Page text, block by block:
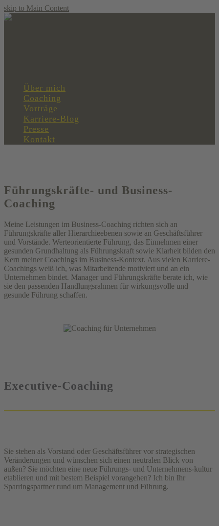
skip to Main Content
Über mich
Coaching
Vorträge
Karriere-Blog
Presse
Kontakt
Führungskräfte- und Business-
Coaching
Meine Leistungen im Business-Coaching richten sich an
Führungskräfte aller Hierarchieebenen sowie an Geschäftsführer
und Vorstände. Werteorientierte Führung, das Einnehmen einer
gesunden Grundhaltung als Führungskraft sowie Klarheit bilden den
Kern meiner Coachings im Business-Kontext. Aus vielen Karriere-
Coachings weiß ich, was Mitarbeitende motiviert und an ein
Unternehmen bindet. Manager und Führungskräfte berate ich, wie
sie den passenden Handlungsrahmen für wirkungsvolle und
gesunde Führung schaffen.
Executive-Coaching
Sie stehen als Vorstand oder Geschäftsführer vor strategischen
Veränderungen und wünschen sich einen neutralen Blick von
außen? Sie möchten eine neue Führungs- und Unternehmens-kultur
etablieren und mit bestem Beispiel vorangehen? Ich bin Ihr
Sparringspartner rund um Management und Führung.